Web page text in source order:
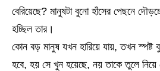
বেরিয়েছে? মানুষটা বুনো হাঁসের পেছনে
হচ্ছিল তার।
কোন বড় মানুষ যখন হারিয়ে যায়, তখন স্পষ্ট
হবে, হয় সে খুন হয়েছে, নয় তাকে তুলে নিয়ে